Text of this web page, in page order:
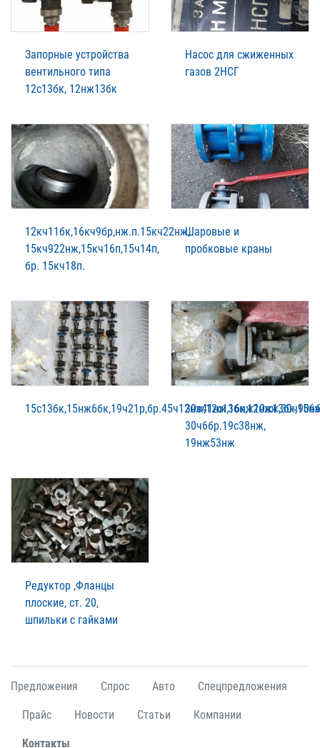
Запорные устройства
вентильного типа
12с13бк, 12нж13бк
Насос для сжиженных
газов 2НСГ
12кч11бк,16кч9бр,нж.п.15кч22нж,
15кч922нж,15кч16п,15ч14п,
бр. 15кч18п.
Шаровые и
пробковые краны
30ч6бр.19с38нж,
19нж53нж
Редуктор ,Фланцы
плоские, ст. 20,
шпильки с гайками
Предложения Спрос Авто Спецпредложения
Прайс Новости Статьи Компании
Контакты